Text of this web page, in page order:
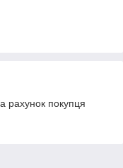
рахунок покупця